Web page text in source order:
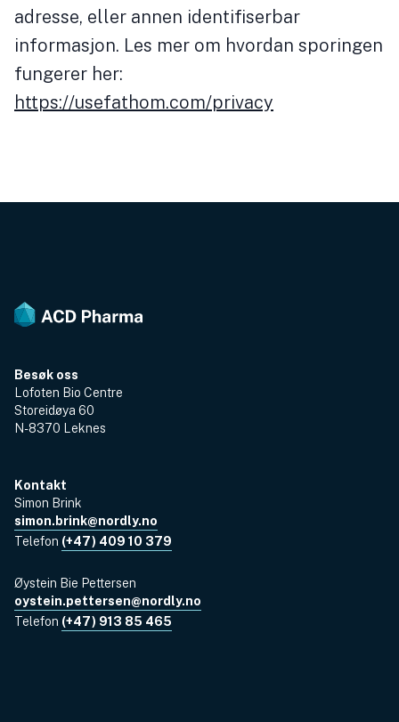
adresse, eller annen identifiserbar
informasjon. Les mer om hvordan sporingen
fungerer her:
https://usefathom.com/privacy
Besøk oss
Lofoten Bio Centre
Storeidøya 60
N-8370 Leknes
Kontakt
Simon Brink
simon.brink@nordly.no
Telefon (+47) 409 10 379
Øystein Bie Pettersen
oystein.pettersen@nordly.no
Telefon (+47) 913 85 465